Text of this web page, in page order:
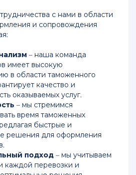
с нами в области
и сопровождения
– наша команда
имеет высокую
в области таможенного
качество и
оказываемых услуг.
– мы стремимся
время таможенных
быстрые и
решения для оформления
подход – мы учитываем
каждой перевозки и